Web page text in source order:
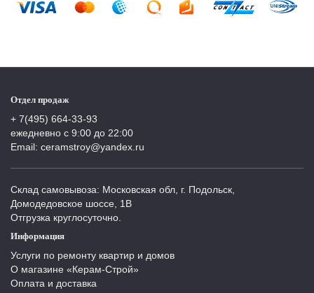
Отдел продаж
+ 7(495) 664-33-93
ежедневно с 9:00 до 22:00
Email: ceramstroy@yandex.ru
Склад самовывоза: Московская обл, г. Подольск,
Домодедовское шоссе, 1В
Отгрузка круглосуточно.
Информация
Услуги по ремонту квартир и домов
О магазине «Керам-Строй»
Оплата и доставка